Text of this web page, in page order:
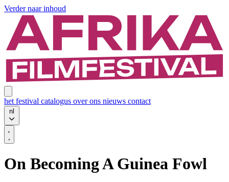
Verder naar inhoud
het festival catalogus over ons nieuws contact
nl
On Becoming A Guinea Fowl